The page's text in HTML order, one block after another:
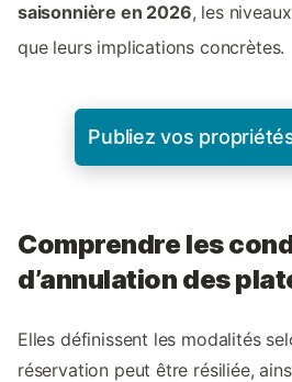
saisonnière en 2026, les
que leurs implications concrètes.
Publiez vos
Comprendre les
d’annulation des
Elles définissent les modalités
réservation peut être résiliée,